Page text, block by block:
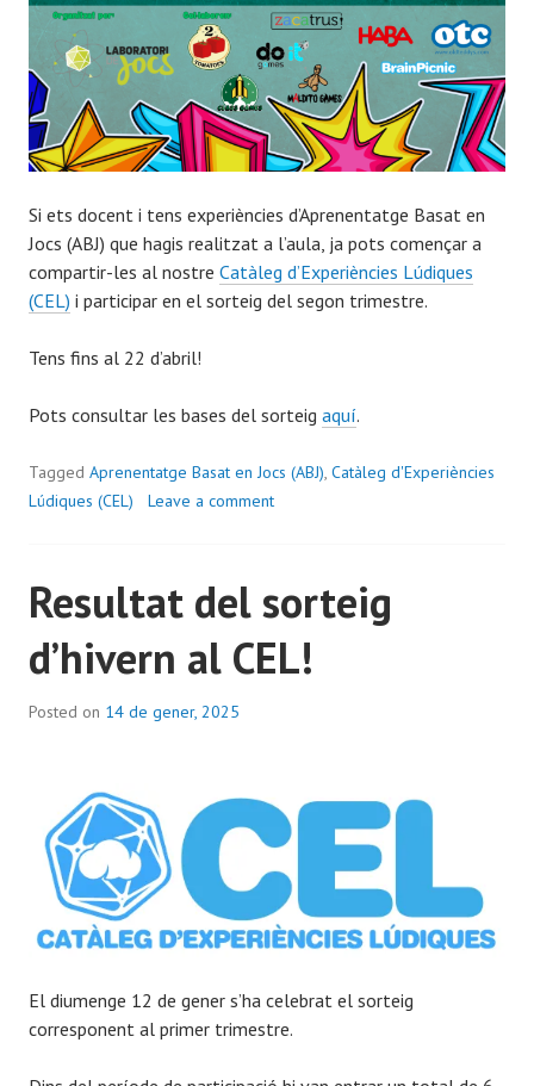
Si ets docent i tens experiències d’Aprenentatge Basat en
Jocs (ABJ) que hagis realitzat a l’aula, ja pots començar a
compartir-les al nostre Catàleg d’Experiències Lúdiques
(CEL) i participar en el sorteig del segon trimestre.
Tens fins al 22 d’abril!
Pots consultar les bases del sorteig aquí.
Tagged Aprenentatge Basat en Jocs (ABJ), Catàleg d'Experiències
Lúdiques (CEL)
Leave a comment
Resultat del sorteig
d’hivern al CEL!
Posted on 14 de gener, 2025
a
v
a
t
r
El diumenge 12 de gener s’ha celebrat el sorteig
corresponent al primer trimestre.